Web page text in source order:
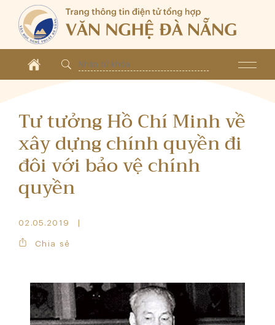
Tư tưởng Hồ Chí Minh về
xây dựng chính quyền đi
đôi với bảo vệ chính
quyền
02.05.2019
Chia sẻ